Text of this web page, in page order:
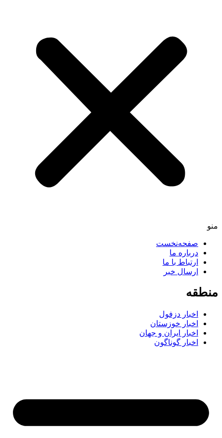
منو
صفحه‌نخست
درباره ما
ارتباط با ما
ارسال خبر
منطقه
اخبار دزفول
اخبار خوزستان
اخبار ایران و جهان
اخبار گوناگون